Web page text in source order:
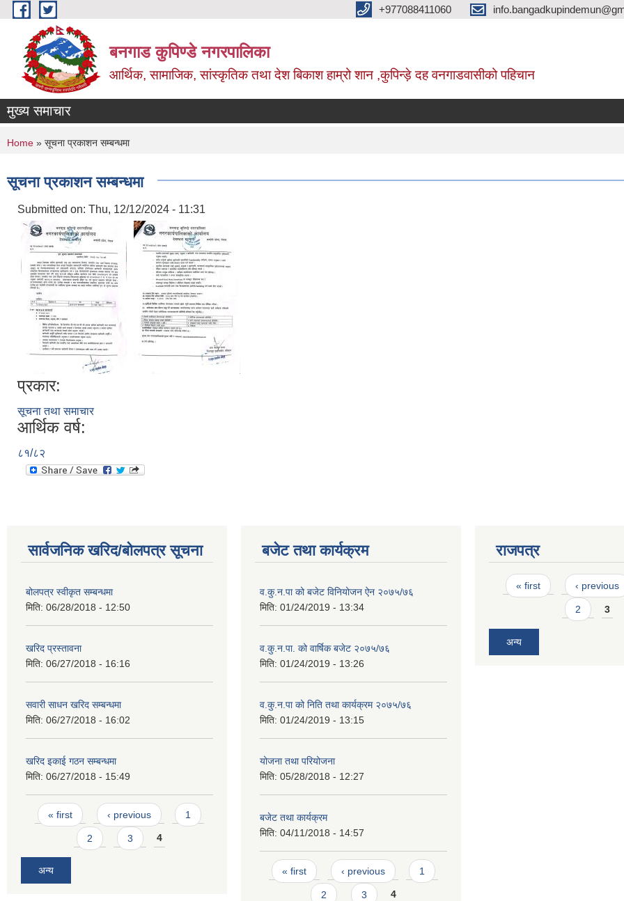
Skip to main content +977088411060
बनगाड कुपिण्डे नगरपालिका
आर्थिक, सामाजिक, सांस्कृतिक तथा देश बिकाश हाम्रो शान ,कुपिन्ड़े दह वनगाडवासीको पहिचान
मुख्य समाचार
You are here
Home » सूचना प्रकाशन सम्बन्धमा
सूचना प्रकाशन सम्बन्धमा
Submitted on: Thu, 12/12/2024 - 11:31
प्रकार:
सूचना तथा समाचार
आर्थिक वर्ष:
८१/८२
सार्वजनिक खरिद/बोलपत्र सूचना
बोलपत्र स्वीकृत सम्बन्धमा
मिति: 06/28/2018 - 12:50
खरिद प्रस्तावना
मिति: 06/27/2018 - 16:16
सवारी साधन खरिद सम्बन्धमा
मिति: 06/27/2018 - 16:02
खरिद इकाई गठन सम्बन्धमा
मिति: 06/27/2018 - 15:49
Pages
« first ‹ previous 1
2 3 4
अन्य
बजेट तथा कार्यक्रम
व.कु.न.पा को बजेट विनियोजन ऐन २०७५/७६
मिति: 01/24/2019 - 13:34
व.कु.न.पा. को वार्षिक बजेट २०७५/७६
मिति: 01/24/2019 - 13:26
व.कु.न.पा को निति तथा कार्यक्रम २०७५/७६
मिति: 01/24/2019 - 13:15
योजना तथा परियोजना
मिति: 05/28/2018 - 12:27
बजेट तथा कार्यक्रम
मिति: 04/11/2018 - 14:57
Pages
« first ‹ previous 1
2 3 4
राजपत्र
Pages
« first ‹ previous
2 3
अन्य